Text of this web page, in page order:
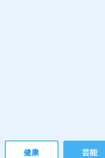
健康 芸能